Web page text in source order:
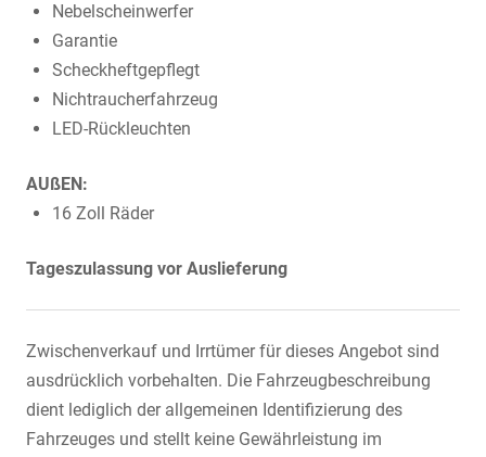
Nebelscheinwerfer
Garantie
Scheckheftgepflegt
Nichtraucherfahrzeug
LED-Rückleuchten
AUßEN:
16 Zoll Räder
Tageszulassung vor Auslieferung
Zwischenverkauf und Irrtümer für dieses Angebot sind
ausdrücklich vorbehalten. Die Fahrzeugbeschreibung
dient lediglich der allgemeinen Identifizierung des
Fahrzeuges und stellt keine Gewährleistung im